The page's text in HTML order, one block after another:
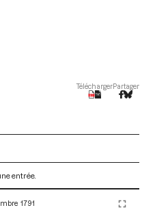
TéléchargerPartager
entrée.
1791